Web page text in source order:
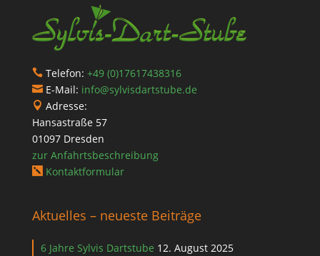
Telefon: +49 (0)17617438316
E-Mail: info@sylvisdartstube.de
 Adresse:
Hansastraße 57
01097 Dresden
zur Anfahrtsbeschreibung
 Kontaktformular
Aktuelles – neueste Beiträge
6 Jahre Sylvis Dartstube 12. August 2025